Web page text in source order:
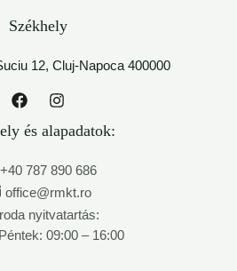
Székhely
12, Cluj-Napoca 400000
és alapadatok:
+40 787 890 686
office@rmkt.ro
Iroda nyitvatartás:
09:00 – 16:00